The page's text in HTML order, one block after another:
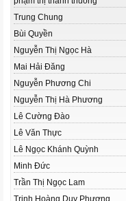
Trung Chung
Bùi Quyền
Nguyễn Thị Ngọc Hà
Mai Hải Đăng
Nguyễn Phương Chi
Nguyễn Thị Hà Phương
Lê Cường Đào
Lê Văn Thực
Lê Ngọc Khánh Quỳnh
Minh Đức
Trần Thị Ngọc Lam
Trịnh Hoàng Duy Phương